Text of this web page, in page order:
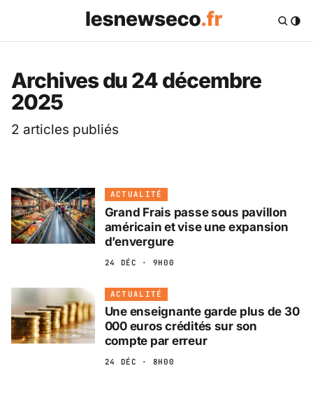
Les News Eco .fr —
Archives du 24 décembre
2025
2 articles publiés
ACTUALITÉ
Grand Frais passe sous pavillon
américain et vise une expansion
d’envergure
24 DÉC · 9H00
ACTUALITÉ
Une enseignante garde plus de 30
000 euros crédités sur son
compte par erreur
24 DÉC · 8H00